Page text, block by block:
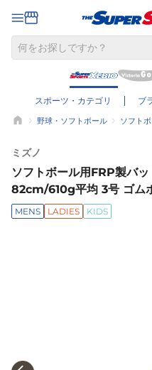
スポーツ・カテゴリ ブ
野球・ソフトボール ソフト
ミズノ
ソフトボール用FRP製バ
82cm/610g平均 3号 ゴム
MENS LADIES KIDS